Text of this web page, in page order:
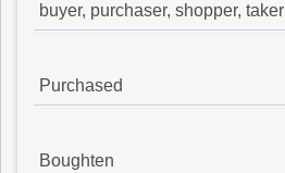
buyer, purchaser, shopper, taker
Purchased
Boughten